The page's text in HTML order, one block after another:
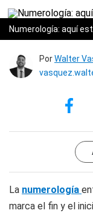
Numerología: aquí
PorWalter
La numerología
marca el fin y el